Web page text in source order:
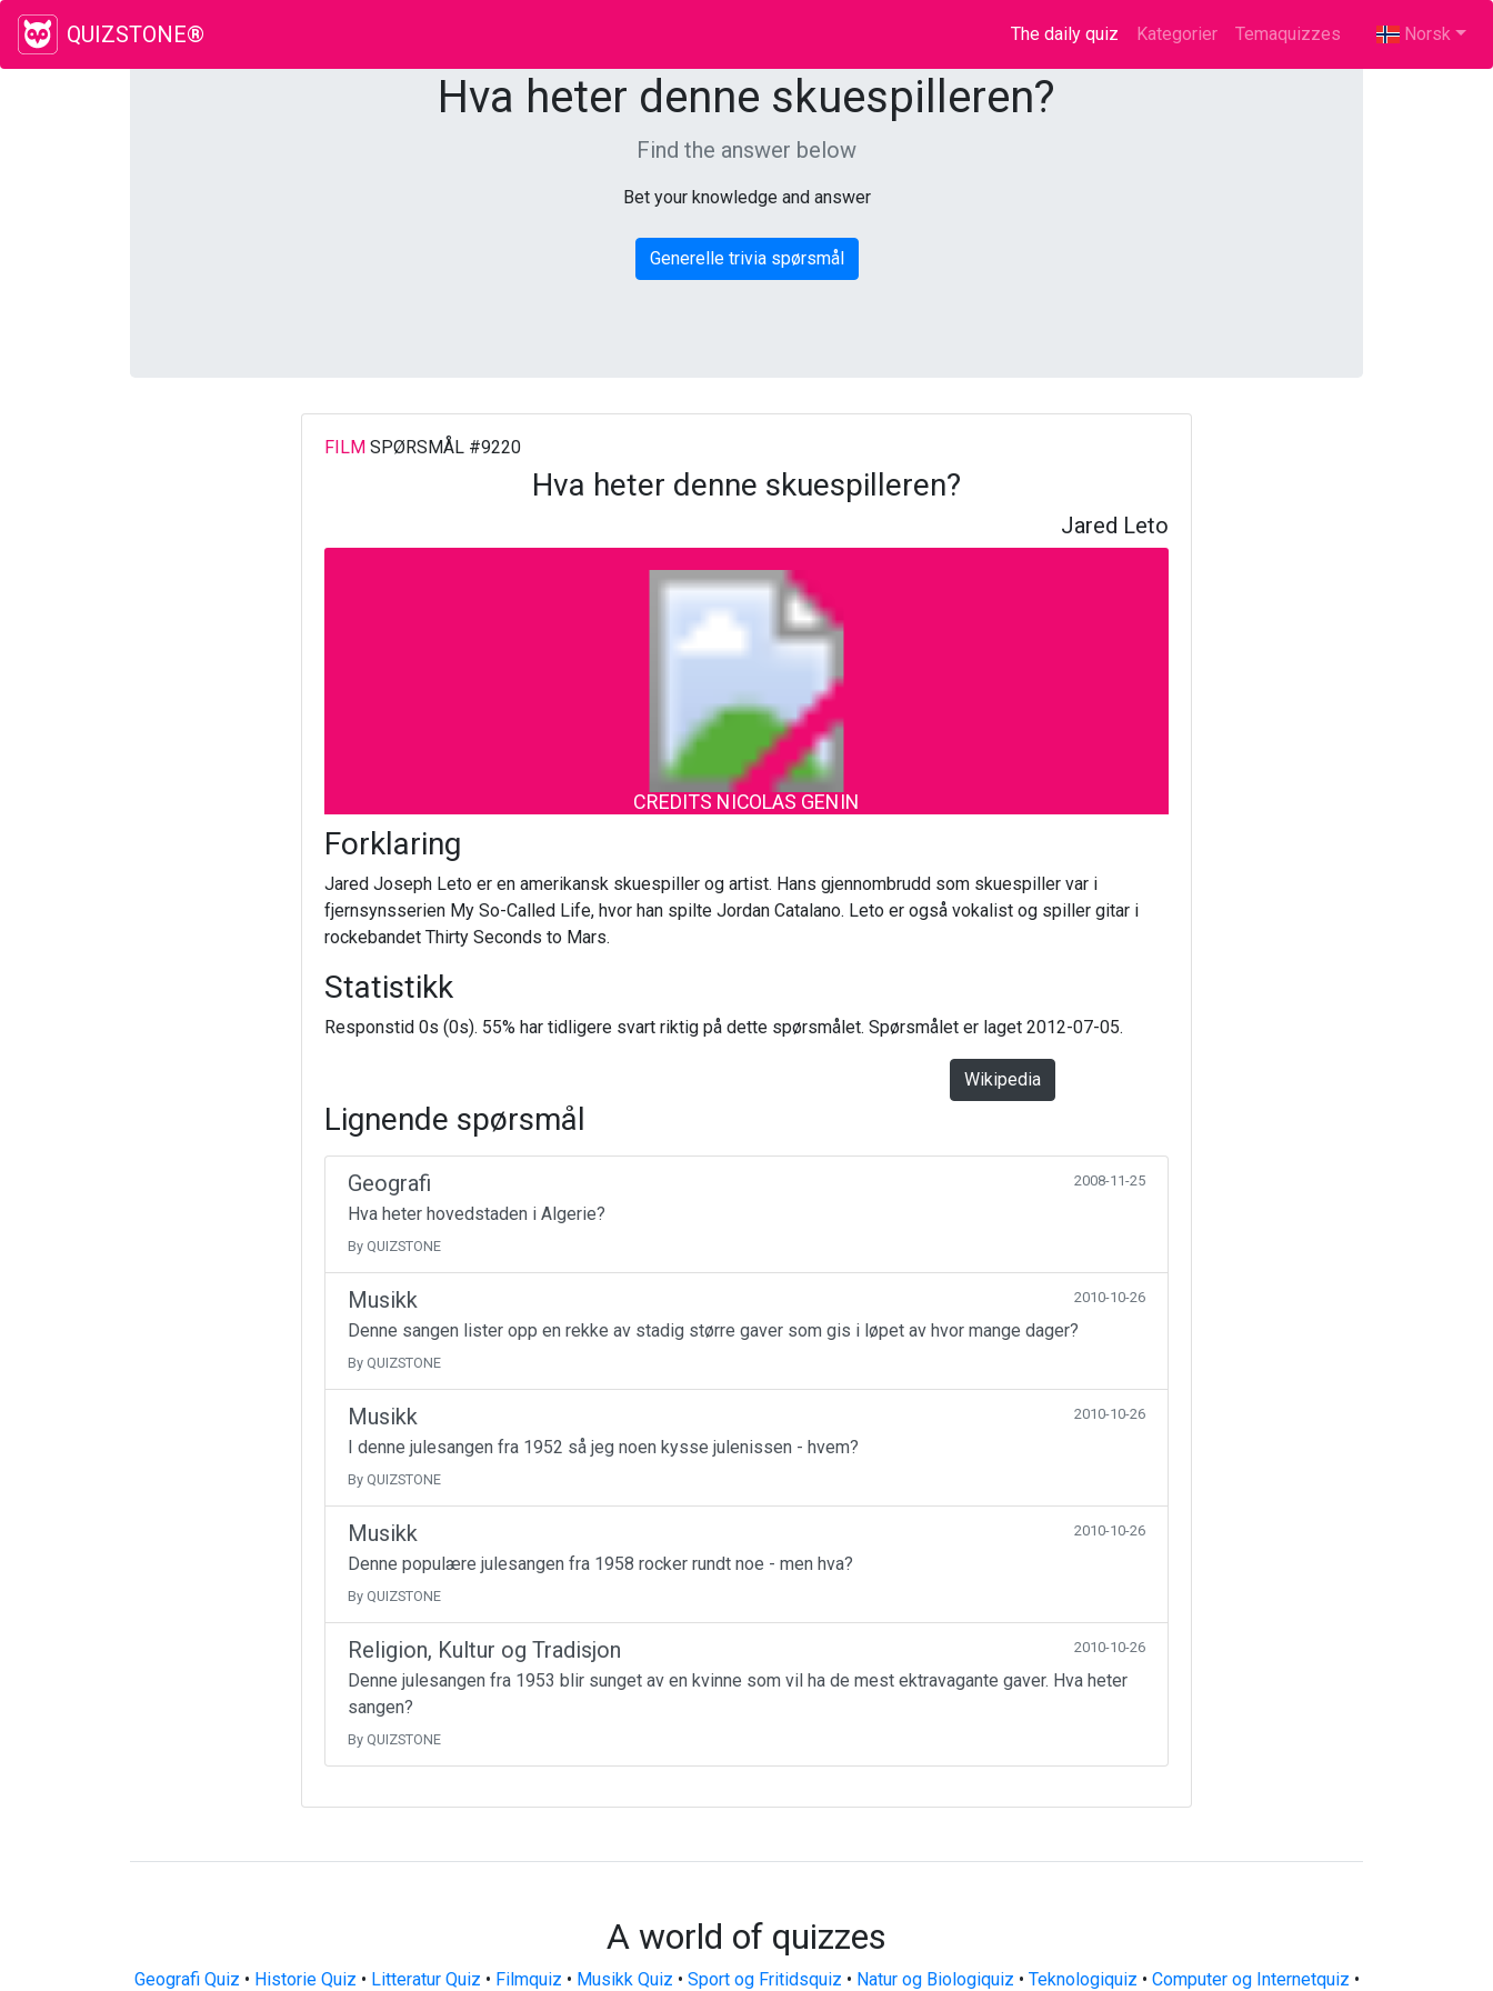
QUIZSTONE® The daily quiz (current)
Kategorier Temaquizzes Norsk
Hva heter denne skuespilleren?
Find the answer below
Bet your knowledge and answer
Generelle trivia spørsmål
FILMSPØRSMÅL #9220
Hva heter denne skuespilleren?
Jared Leto
CREDITS NICOLAS GENIN
Forklaring
Jared Joseph Leto er en amerikansk skuespiller og artist. Hans gjennombrudd som skuespiller var i
fjernsynsserien My So-Called Life, hvor han spilte Jordan Catalano. Leto er også vokalist og spiller gitar i
rockebandet Thirty Seconds to Mars.
Statistikk
Responstid 0s (0s). 55% har tidligere svart riktig på dette spørsmålet. Spørsmålet er laget 2012-07-05.
Wikipedia
Lignende spørsmål
Geografi 2008-11-25
Hva heter hovedstaden i Algerie?
By QUIZSTONE
Musikk 2010-10-26
Denne sangen lister opp en rekke av stadig større gaver som gis i løpet av hvor mange dager?
By QUIZSTONE
Musikk 2010-10-26
I denne julesangen fra 1952 så jeg noen kysse julenissen - hvem?
By QUIZSTONE
Musikk 2010-10-26
Denne populære julesangen fra 1958 rocker rundt noe - men hva?
By QUIZSTONE
Religion, Kultur og Tradisjon 2010-10-26
Denne julesangen fra 1953 blir sunget av en kvinne som vil ha de mest ektravagante gaver. Hva heter
sangen?
By QUIZSTONE
A world of quizzes
Geografi Quiz • Historie Quiz • Litteratur Quiz • Filmquiz • Musikk Quiz • Sport og Fritidsquiz • Natur og Biologiquiz • Teknologiquiz • Computer og Internetquiz •